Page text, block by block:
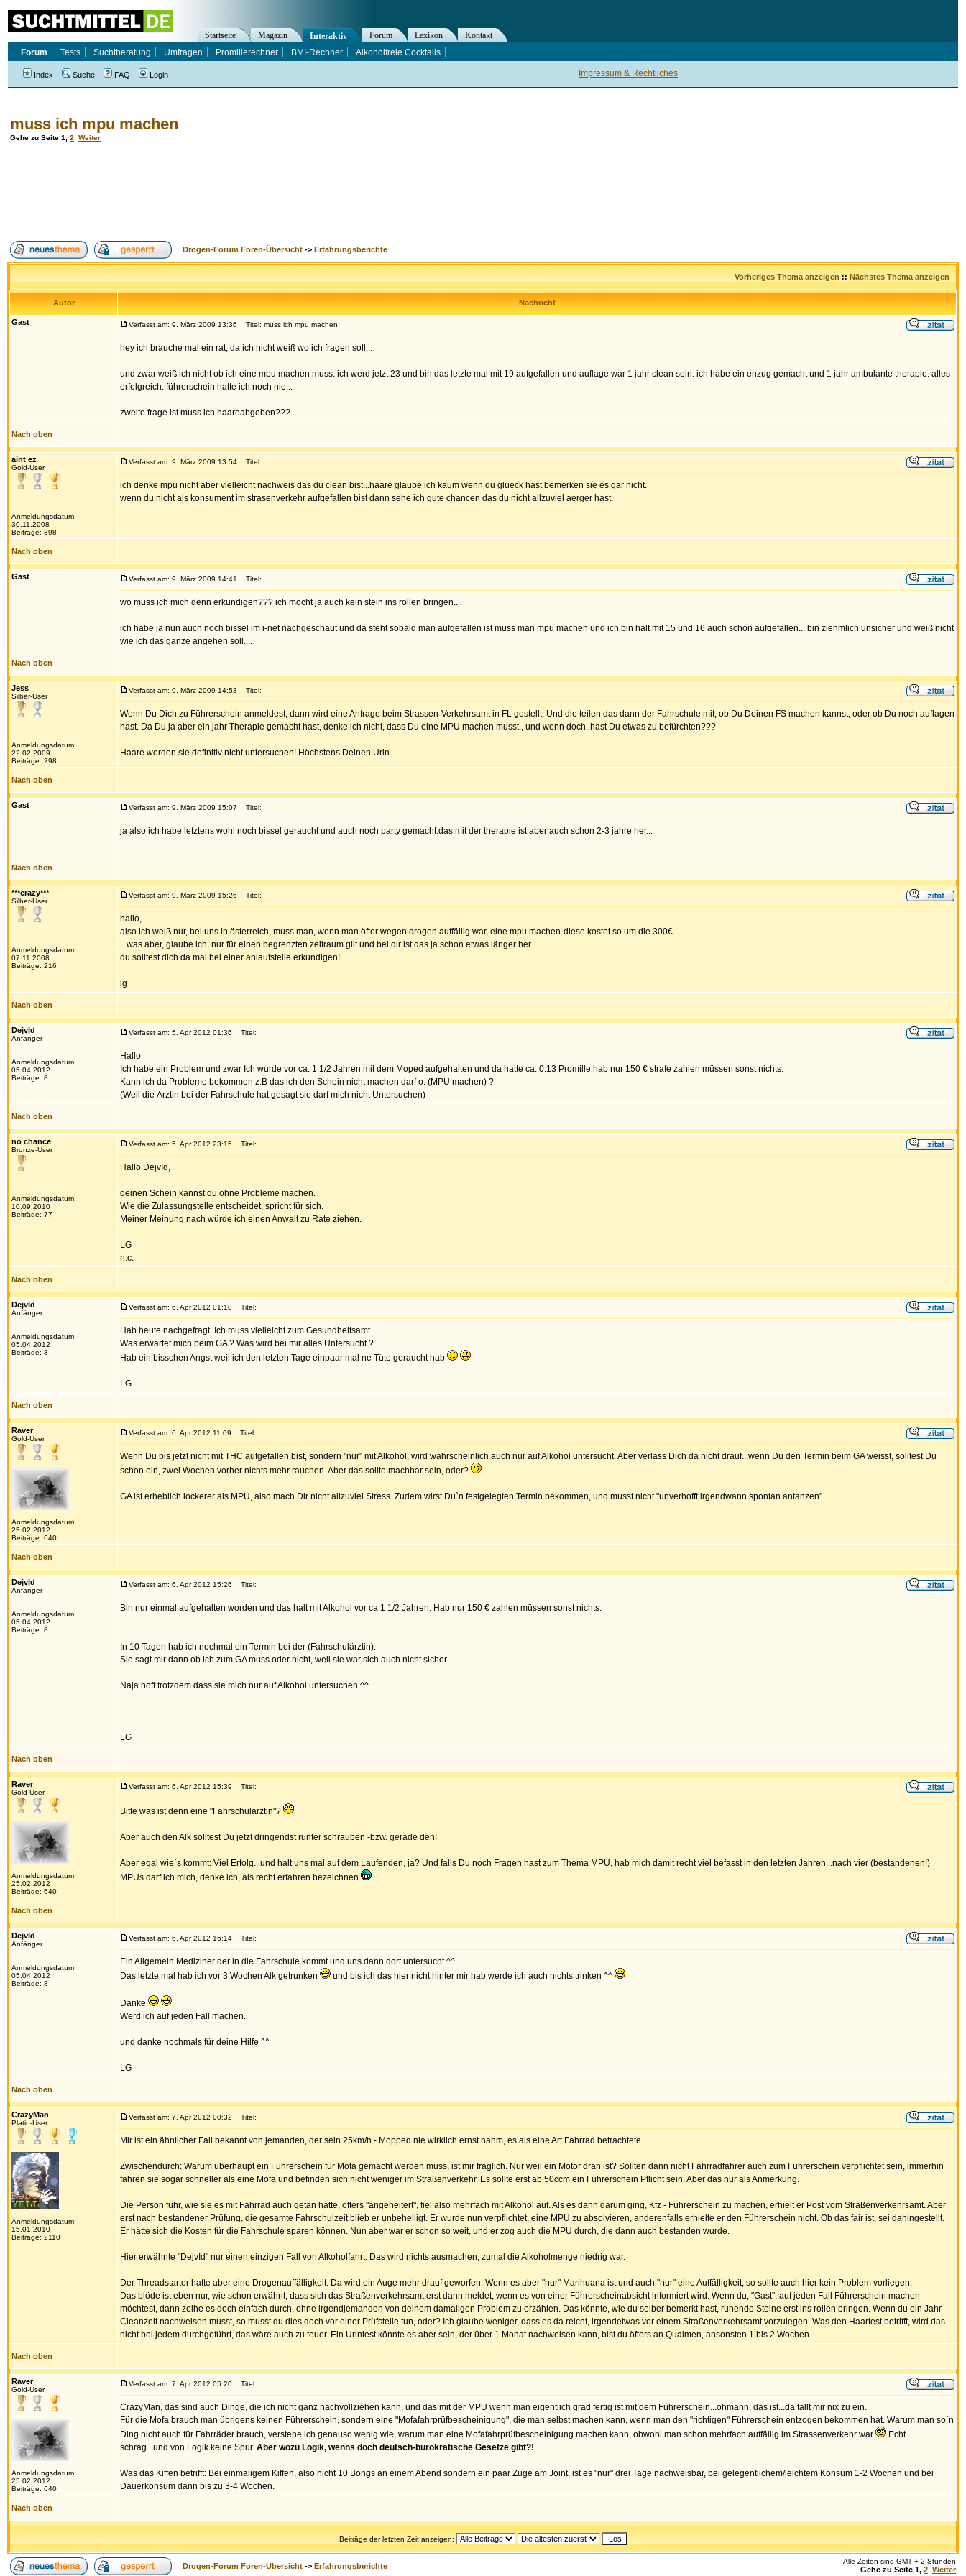
muss ich mpu machen
Gehe zu Seite 1 2 Weiter
Drogen-Forum Foren-Übersicht -> Erfahrungsberichte
Vorheriges Thema anzeigen :: Nächstes Thema anzeigen
Autor Nachricht
Gast Verfasst am: 9. März 2009 13:36 Titel: muss ich mpu machen
hey ich brauche mal ein rat, da ich nicht weiß wo ich fragen soll...
und zwar weiß ich nicht ob ich eine mpu machen muss. ich werd jetzt 23 und bin das letzte mal mit 19 aufgefallen und auflage war 1 jahr clean sein. ich habe ein enzug gemacht und 1 jahr ambulante therapie. alles
erfolgreich. führerschein hatte ich noch nie...
zweite frage ist muss ich haareabgeben???
Nach oben
aint ez
Gold-User
Anmeldungsdatum:
30.11.2008
Beiträge: 398
Verfasst am: 9. März 2009 13:54 Titel:
ich denke mpu nicht aber vielleicht nachweis das du clean bist...haare glaube ich kaum wenn du glueck hast bemerken sie es gar nicht.
wenn du nicht als konsument im strasenverkehr aufgefallen bist dann sehe ich gute chancen das du nicht allzuviel aerger hast.
Nach oben
Gast Verfasst am: 9. März 2009 14:41 Titel:
wo muss ich mich denn erkundigen??? ich möcht ja auch kein stein ins rollen bringen....
ich habe ja nun auch noch bissel im i-net nachgeschaut und da steht sobald man aufgefallen ist muss man mpu machen und ich bin halt mit 15 und 16 auch schon aufgefallen... bin ziehmlich unsicher und weiß nicht
wie ich das ganze angehen soll....
Nach oben
Jess
Silber-User
Anmeldungsdatum:
22.02.2009
Beiträge: 298
Verfasst am: 9. März 2009 14:53 Titel:
Wenn Du Dich zu Führerschein anmeldest, dann wird eine Anfrage beim Strassen-Verkehrsamt in FL gestellt. Und die teilen das dann der Fahrschule mit, ob Du Deinen FS machen kannst, oder ob Du noch auflagen
hast. Da Du ja aber ein jahr Therapie gemacht hast, denke ich nicht, dass Du eine MPU machen musst,, und wenn doch..hast Du etwas zu befürchten???
Haare werden sie definitiv nicht untersuchen! Höchstens Deinen Urin
Nach oben
Gast Verfasst am: 9. März 2009 15:07 Titel:
ja also ich habe letztens wohl noch bissel geraucht und auch noch party gemacht.das mit der therapie ist aber auch schon 2-3 jahre her...
Nach oben
***crazy***
Silber-User
Anmeldungsdatum:
07.11.2008
Beiträge: 216
Verfasst am: 9. März 2009 15:26 Titel:
hallo,
also ich weiß nur, bei uns in österreich, muss man, wenn man öfter wegen drogen auffällig war, eine mpu machen-diese kostet so um die 300€
...was aber, glaube ich, nur für einen begrenzten zeitraum gilt und bei dir ist das ja schon etwas länger her...
du solltest dich da mal bei einer anlaufstelle erkundigen!
lg
Nach oben
DejvId
Anfänger
Anmeldungsdatum:
05.04.2012
Beiträge: 8
Verfasst am: 5. Apr 2012 01:36 Titel:
Hallo
Ich habe ein Problem und zwar Ich wurde vor ca. 1 1/2 Jahren mit dem Moped aufgehalten und da hatte ca. 0.13 Promille hab nur 150 € strafe zahlen müssen sonst nichts.
Kann ich da Probleme bekommen z.B das ich den Schein nicht machen darf o. (MPU machen) ?
(Weil die Ärztin bei der Fahrschule hat gesagt sie darf mich nicht Untersuchen)
Nach oben
no chance
Bronze-User
Anmeldungsdatum:
10.09.2010
Beiträge: 77
Verfasst am: 5. Apr 2012 23:15 Titel:
Hallo DejvId,
deinen Schein kannst du ohne Probleme machen.
Wie die Zulassungstelle entscheidet, spricht für sich.
Meiner Meinung nach würde ich einen Anwalt zu Rate ziehen.
LG
n.c.
Nach oben
DejvId
Anfänger
Anmeldungsdatum:
05.04.2012
Beiträge: 8
Verfasst am: 6. Apr 2012 01:18 Titel:
Hab heute nachgefragt. Ich muss vielleicht zum Gesundheitsamt...
Was erwartet mich beim GA ? Was wird bei mir alles Untersucht ?
Hab ein bisschen Angst weil ich den letzten Tage einpaar mal ne Tüte geraucht hab
LG
Nach oben
Raver
Gold-User
Anmeldungsdatum:
25.02.2012
Beiträge: 640
Verfasst am: 6. Apr 2012 11:09 Titel:
Wenn Du bis jetzt nicht mit THC aufgefallen bist, sondern "nur" mit Alkohol, wird wahrscheinlich auch nur auf Alkohol untersucht. Aber verlass Dich da nicht drauf...wenn Du den Termin beim GA weisst, solltest Du
schon ein, zwei Wochen vorher nichts mehr rauchen. Aber das sollte machbar sein, oder?
GA ist erheblich lockerer als MPU, also mach Dir nicht allzuviel Stress. Zudem wirst Du`n festgelegten Termin bekommen, und musst nicht "unverhofft irgendwann spontan antanzen".
Nach oben
DejvId
Anfänger
Anmeldungsdatum:
05.04.2012
Beiträge: 8
Verfasst am: 6. Apr 2012 15:26 Titel:
Bin nur einmal aufgehalten worden und das halt mit Alkohol vor ca 1 1/2 Jahren. Hab nur 150 € zahlen müssen sonst nichts.
In 10 Tagen hab ich nochmal ein Termin bei der (Fahrschulärztin).
Sie sagt mir dann ob ich zum GA muss oder nicht, weil sie war sich auch nicht sicher.
Naja hoff trotzdem dass sie mich nur auf Alkohol untersuchen ^^
LG
Nach oben
Raver
Gold-User
Anmeldungsdatum:
25.02.2012
Beiträge: 640
Verfasst am: 6. Apr 2012 15:39 Titel:
Bitte was ist denn eine "Fahrschulärztin"?
Aber auch den Alk solltest Du jetzt dringendst runter schrauben -bzw. gerade den!
Aber egal wie`s kommt: Viel Erfolg...und halt uns mal auf dem Laufenden, ja? Und falls Du noch Fragen hast zum Thema MPU, hab mich damit recht viel befasst in den letzten Jahren...nach vier (bestandenen!)
MPUs darf ich mich, denke ich, als recht erfahren bezeichnen
Nach oben
DejvId
Anfänger
Anmeldungsdatum:
05.04.2012
Beiträge: 8
Verfasst am: 6. Apr 2012 16:14 Titel:
Ein Allgemein Mediziner der in die Fahrschule kommt und uns dann dort untersucht ^^
Das letzte mal hab ich vor 3 Wochen Alk getrunken
und bis ich das hier nicht hinter mir hab werde ich auch nichts trinken ^^
Danke
Werd ich auf jeden Fall machen.
und danke nochmals für deine Hilfe ^^
LG
Nach oben
CrazyMan
Platin-User
Anmeldungsdatum:
15.01.2010
Beiträge: 2110
Verfasst am: 7. Apr 2012 00:32 Titel:
Mir ist ein ähnlicher Fall bekannt von jemanden, der sein 25km/h - Mopped nie wirklich ernst nahm, es als eine Art Fahrrad betrachtete.
Zwischendurch: Warum überhaupt ein Führerschein für Mofa gemacht werden muss, ist mir fraglich. Nur weil ein Motor dran ist? Sollten dann nicht Fahrradfahrer auch zum Führerschein verpflichtet sein, immerhin
fahren sie sogar schneller als eine Mofa und befinden sich nicht weniger im Straßenverkehr. Es sollte erst ab 50ccm ein Führerschein Pflicht sein. Aber das nur als Anmerkung.
Die Person fuhr, wie sie es mit Fahrrad auch getan hätte, öfters "angeheitert", fiel also mehrfach mit Alkohol auf. Als es dann darum ging, Kfz - Führerschein zu machen, erhielt er Post vom Straßenverkehrsamt. Aber
erst nach bestandener Prüfung, die gesamte Fahrschulzeit blieb er unbehelligt. Er wurde nun verpflichtet, eine MPU zu absolvieren, anderenfalls erhielte er den Führerschein nicht. Ob das fair ist, sei dahingestellt.
Er hätte sich die Kosten für die Fahrschule sparen können. Nun aber war er schon so weit, und er zog auch die MPU durch, die dann auch bestanden wurde.
Hier erwähnte "DejvId" nur einen einzigen Fall von Alkoholfahrt. Das wird nichts ausmachen, zumal die Alkoholmenge niedrig war.
Der Threadstarter hatte aber eine Drogenauffälligkeit. Da wird ein Auge mehr drauf geworfen. Wenn es aber "nur" Marihuana ist und auch "nur" eine Auffälligkeit, so sollte auch hier kein Problem vorliegen.
Das blöde ist eben nur, wie schon erwähnt, dass sich das Straßenverkehrsamt erst dann meldet, wenn es von einer Führerscheinabsicht informiert wird. Wenn du, "Gast", auf jeden Fall Führerschein machen
möchtest, dann zeihe es doch einfach durch, ohne irgendjemanden von deinem damaligen Problem zu erzählen. Das könnte, wie du selber bemerkt hast, ruhende Steine erst ins rollen bringen. Wenn du ein Jahr
Cleanzeit nachweisen musst, so musst du dies doch vor einer Prüfstelle tun, oder? Ich glaube weniger, dass es da reicht, irgendetwas vor einem Straßenverkehrsamt vorzulegen. Was den Haartest betrifft, wird das
nicht bei jedem durchgeführt, das wäre auch zu teuer. Ein Urintest könnte es aber sein, der über 1 Monat nachweisen kann, bist du öfters an Qualmen, ansonsten 1 bis 2 Wochen.
Nach oben
Raver
Gold-User
Anmeldungsdatum:
25.02.2012
Beiträge: 640
Verfasst am: 7. Apr 2012 05:20 Titel:
CrazyMan, das sind auch Dinge, die ich nicht ganz nachvollziehen kann, und das mit der MPU wenn man eigentlich grad fertig ist mit dem Führerschein...ohmann, das ist...da fällt mir nix zu ein.
Für die Mofa brauch man übrigens keinen Führerschein, sondern eine "Mofafahrprüfbescheinigung", die man selbst machen kann, wenn man den "richtigen" Führerschein entzogen bekommen hat. Warum man so`n
Ding nicht auch für Fahrräder brauch, verstehe ich genauso wenig wie, warum man eine Mofafahrprüfbescheinigung machen kann, obwohl man schon mehrfach auffällig im Strassenverkehr war
Echt
schräg...und von Logik keine Spur. Aber wozu Logik, wenns doch deutsch-bürokratische Gesetze gibt?!
Was das Kiffen betrifft: Bei einmaligem Kiffen, also nicht 10 Bongs an einem Abend sondern ein paar Züge am Joint, ist es "nur" drei Tage nachweisbar, bei gelegentlichem/leichtem Konsum 1-2 Wochen und bei
Dauerkonsum dann bis zu 3-4 Wochen.
Nach oben
Beiträge der letzten Zeit anzeigen:
Drogen-Forum Foren-Übersicht -> Erfahrungsberichte
Alle Zeiten sind GMT + 2 Stunden
Gehe zu Seite 1, 2 Weiter
Impressum & Rechtliches
Startseite Magazin Interaktiv Forum Lexikon
Kontakt
Forum
Tests Suchtberatung Umfragen Promillerechner BMI-Rechner Alkoholfreie Cocktails
Index Suche FAQ Login